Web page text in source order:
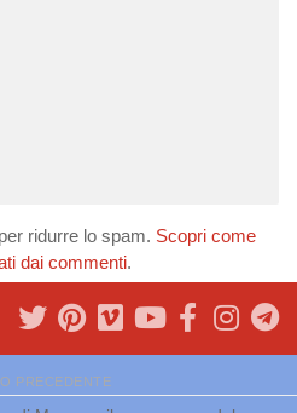
ridurre lo spam. Scopri come
dai commenti.
PRECEDENTE